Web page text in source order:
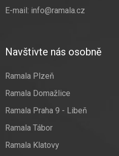
E-mail: info@ramala.cz
Navštivte nás osobně
Ramala Plzeň
Ramala Domažlice
Ramala Praha 9 - Libeň
Ramala Tábor
Ramala Klatovy